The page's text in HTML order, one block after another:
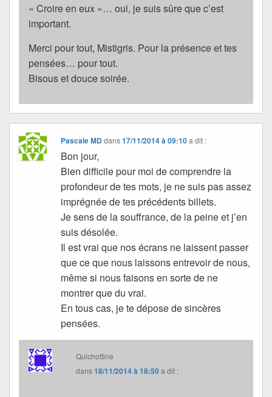
« Croire en eux »… oui, je suis sûre que c’est
important.
Merci pour tout, Mistigris. Pour la présence et tes
pensées… pour tout.
Bisous et douce soirée.
Pascale MDdans17/11/2014 à 09:10 a dit :
Bon jour,
Bien difficile pour moi de comprendre la
profondeur de tes mots, je ne suis pas assez
imprégnée de tes précédents billets.
Je sens de la souffrance, de la peine et j’en
suis désolée.
Il est vrai que nos écrans ne laissent passer
que ce que nous laissons entrevoir de nous,
même si nous faisons en sorte de ne
montrer que du vrai.
En tous cas, je te dépose de sincères
pensées.
Quichottine
dans18/11/2014 à 18:50a dit :